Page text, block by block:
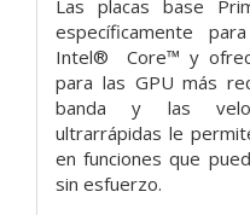
Las placas base
específicamente
Intel® Core™ y
para las GPU más
banda y las
ultrarrápidas le
en funciones que
sin esfuerzo.